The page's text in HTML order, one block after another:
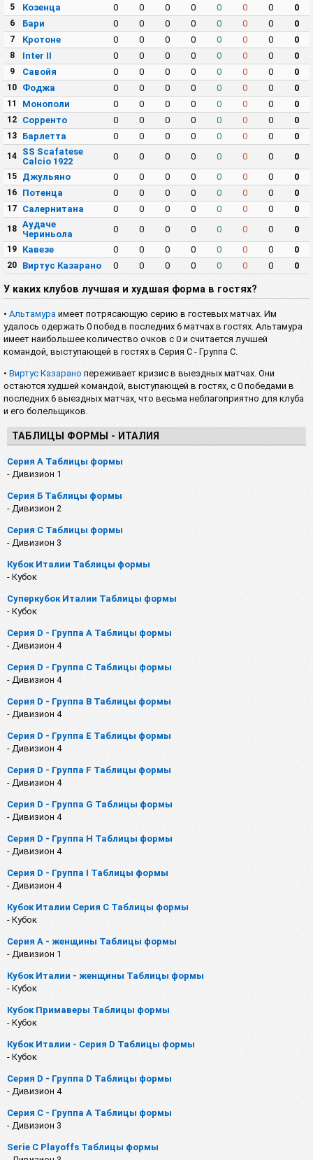
5 Козенца 0 0 0 0 0 0 0 0
6 Бари 0 0 0 0 0 0 0 0
7 Кротоне 0 0 0 0 0 0 0 0
8 Inter II 0 0 0 0 0 0 0 0
9 Савойя 0 0 0 0 0 0 0 0
10 Фоджа 0 0 0 0 0 0 0 0
11 Монополи 0 0 0 0 0 0 0 0
12 Сорренто 0 0 0 0 0 0 0 0
13 Барлетта 0 0 0 0 0 0 0 0
14
SS Scafatese
Calcio 1922
0 0 0 0 0 0 0 0
15 Джульяно 0 0 0 0 0 0 0 0
16 Потенца 0 0 0 0 0 0 0 0
17 Салернитана 0 0 0 0 0 0 0 0
18 Аудаче
Чериньола
0 0 0 0 0 0 0 0
19 Кавезе 0 0 0 0 0 0 0 0
20 Виртус Казарано 0 0 0 0 0 0 0 0
У каких клубов лучшая и худшая форма в гостях?
• Альтамура имеет потрясающую серию в гостевых матчах. Им
удалось одержать 0 побед в последних 6 матчах в гостях. Альтамура
имеет наибольшее количество очков с 0 и считается лучшей
командой, выступающей в гостях в Серия C - Группа C.
• Виртус Казарано переживает кризис в выездных матчах. Они
остаются худшей командой, выступающей в гостях, с 0 победами в
последних 6 выездных матчах, что весьма неблагоприятно для клуба
и его болельщиков.
ТАБЛИЦЫ ФОРМЫ - ИТАЛИЯ
Серия А Таблицы формы
- Дивизион 1
Серия Б Таблицы формы
- Дивизион 2
Серия C Таблицы формы
- Дивизион 3
Кубок Италии Таблицы формы
- Кубок
Суперкубок Италии Таблицы формы
- Кубок
Серия D - Группа A Таблицы формы
- Дивизион 4
Серия D - Группа C Таблицы формы
- Дивизион 4
Серия D - Группа B Таблицы формы
- Дивизион 4
Серия D - Группа E Таблицы формы
- Дивизион 4
Серия D - Группа F Таблицы формы
- Дивизион 4
Серия D - Группа G Таблицы формы
- Дивизион 4
Серия D - Группа H Таблицы формы
- Дивизион 4
Серия D - Группа I Таблицы формы
- Дивизион 4
Кубок Италии Серия C Таблицы формы
- Кубок
Серия А - женщины Таблицы формы
- Дивизион 1
Кубок Италии - женщины Таблицы формы
- Кубок
Кубок Примаверы Таблицы формы
- Кубок
Кубок Италии - Серия D Таблицы формы
- Кубок
Серия D - Группа D Таблицы формы
- Дивизион 4
Серия C - Группа A Таблицы формы
- Дивизион 3
Serie C Playoffs Таблицы формы